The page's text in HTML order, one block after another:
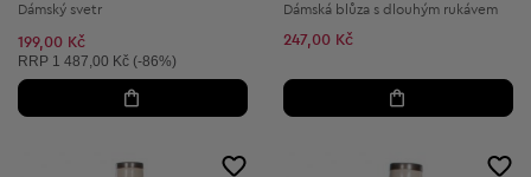
Dámský svetr
199,00 Kč
Doporučená cena:
RRP 1 487,00 Kč (-86%)
Dámská blůza s dlouhým rukávem
247,00 Kč